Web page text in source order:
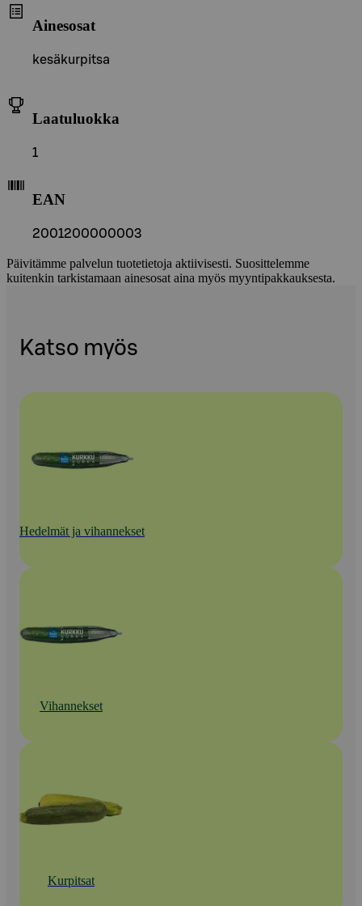
Ainesosat
kesäkurpitsa
Laatuluokka
1
EAN
2001200000003
Päivitämme palvelun tuotetietoja aktiivisesti. Suosittelemme
kuitenkin tarkistamaan ainesosat aina myös myyntipakkauksesta.
Katso myös
Hedelmät ja vihannekset
Vihannekset
Kurpitsat